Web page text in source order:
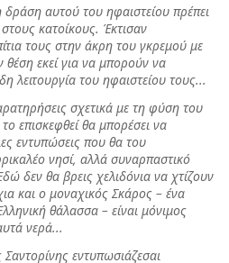
αυτού του ηφαιστείου πρέπει
κατοίκους. Έκτισαν
τους στην άκρη του γκρεμού με
εκεί για να μπορούν να
λειτουργία του ηφαιστείου τους...
σχετικά με τη φύση του
επισκεφθεί θα μπορέσει να
εντυπώσεις που θα του
νησί, αλλά συναρπαστικό
δεν θα βρεις χελιδόνια να χτίζουν
και ο μοναχικός Σκάρος – ένα
θάλασσα – είναι μόνιμος
νερά...
εντυπωσιάζεσαι